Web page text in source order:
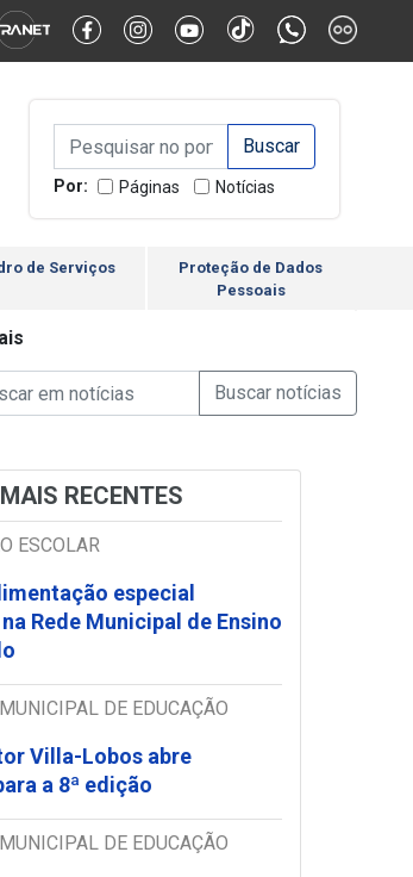
Alto Contraste Alternar Tamanho da Fonte
Campo de Busca de
Campo de Busca de informaçõesEnviar a Busca
Por: Páginas Notícias
de Serviços
Proteção de Dados
Pessoais
de Busca de Notícias
de Busca de informaçõesEnviar a Busca de
RECENTES
ESCOLAR
especial
Rede Municipal de Ensino
DE EDUCAÇÃO
Villa-Lobos abre
a 8ª edição
DE EDUCAÇÃO